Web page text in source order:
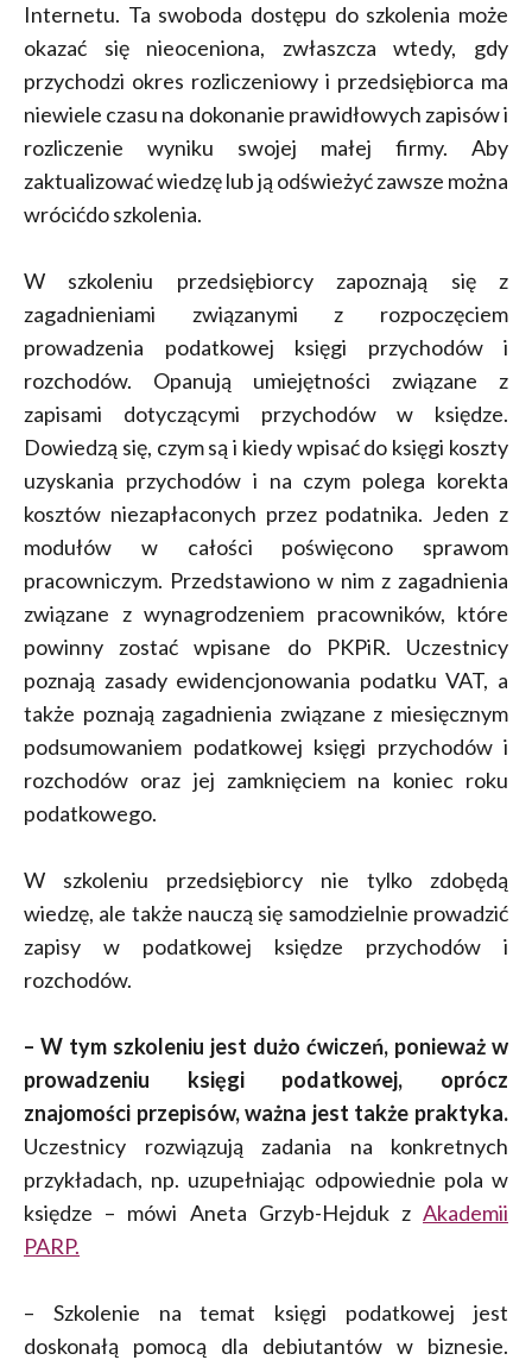
Internetu. Ta swoboda dostępu do szkolenia może
okazać się nieoceniona, zwłaszcza wtedy, gdy
przychodzi okres rozliczeniowy i przedsiębiorca ma
niewiele czasu na dokonanie prawidłowych zapisów i
rozliczenie wyniku swojej małej firmy. Aby
zaktualizować wiedzę lub ją odświeżyć zawsze można
wrócićdo szkolenia.
W szkoleniu przedsiębiorcy zapoznają się z
zagadnieniami związanymi z rozpoczęciem
prowadzenia podatkowej księgi przychodów i
rozchodów. Opanują umiejętności związane z
zapisami dotyczącymi przychodów w księdze.
Dowiedzą się, czym są i kiedy wpisać do księgi koszty
uzyskania przychodów i na czym polega korekta
kosztów niezapłaconych przez podatnika. Jeden z
modułów w całości poświęcono sprawom
pracowniczym. Przedstawiono w nim z zagadnienia
związane z wynagrodzeniem pracowników, które
powinny zostać wpisane do PKPiR. Uczestnicy
poznają zasady ewidencjonowania podatku VAT, a
także poznają zagadnienia związane z miesięcznym
podsumowaniem podatkowej księgi przychodów i
rozchodów oraz jej zamknięciem na koniec roku
podatkowego.
W szkoleniu przedsiębiorcy nie tylko zdobędą
wiedzę, ale także nauczą się samodzielnie prowadzić
zapisy w podatkowej księdze przychodów i
rozchodów.
– W tym szkoleniu jest dużo ćwiczeń, ponieważ w
prowadzeniu księgi podatkowej, oprócz
znajomości przepisów, ważna jest także praktyka.
Uczestnicy rozwiązują zadania na konkretnych
przykładach, np. uzupełniając odpowiednie pola w
księdze – mówi Aneta Grzyb-Hejduk z Akademii
PARP.
– Szkolenie na temat księgi podatkowej jest
doskonałą pomocą dla debiutantów w biznesie.